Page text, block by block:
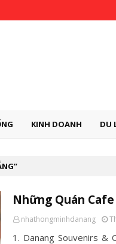
KINH DOANH DU
Những Quán
nhathongminhdanang
1. Danang Souvenirs &